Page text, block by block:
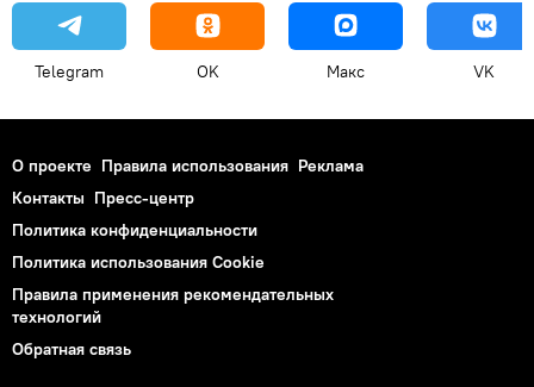
Telegram OK Макс VK
О проекте Правила использования Реклама
Контакты Пресс-центр
Политика конфиденциальности
Политика использования Cookie
Правила применения рекомендательных
технологий
Обратная связь